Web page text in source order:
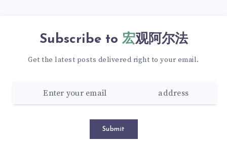
Subscribe to 宏观阿尔法
Get the latest posts delivered right to your email.
Submit